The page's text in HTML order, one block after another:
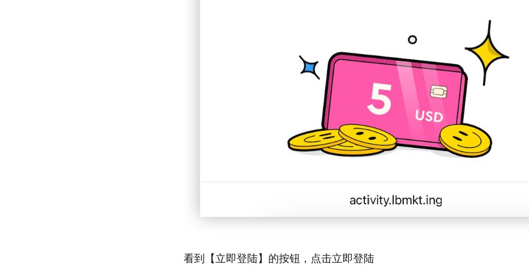
看到【立即登陆】的按钮，点击立即登陆